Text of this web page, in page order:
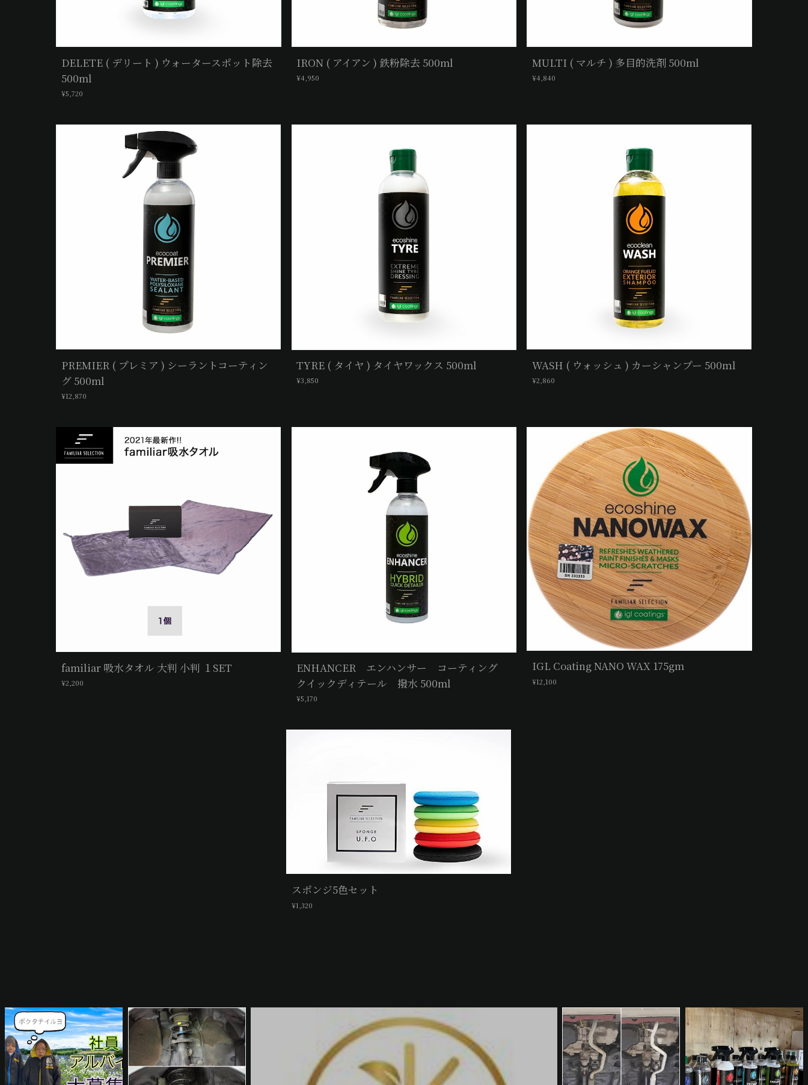
DELETE ( デリート ) ウォータースポット除去
500ml
¥5,720
IRON ( アイアン ) 鉄粉除去 500ml
¥4,950
MULTI ( マルチ ) 多目的洗剤 500ml
¥4,840
PREMIER ( プレミア ) シーラントコーティン
グ 500ml
¥12,870
TYRE ( タイヤ ) タイヤワックス 500ml
¥3,850
WASH ( ウォッシュ ) カーシャンプー 500ｍl
¥2,860
familiar 吸水タオル 大判 小判 １SET
¥2,200
ENHANCER エンハンサー コーティング
クイックディテール 撥水 500ml
¥5,170
IGL Coating NANO WAX 175gm
¥12,100
スポンジ5色セット
¥1,320